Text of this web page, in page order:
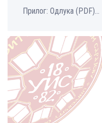
Прилог: Одлука (PDF)...